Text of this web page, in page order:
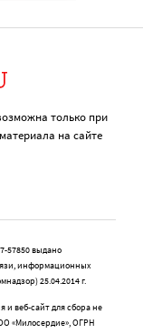
только при
на сайте
57850 выдано
информационных
25.04.2014 г.
и веб-сайт для сбора не
«Милосердие», ОГРН